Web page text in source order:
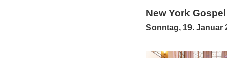
New York
Sonntag, 19. Januar